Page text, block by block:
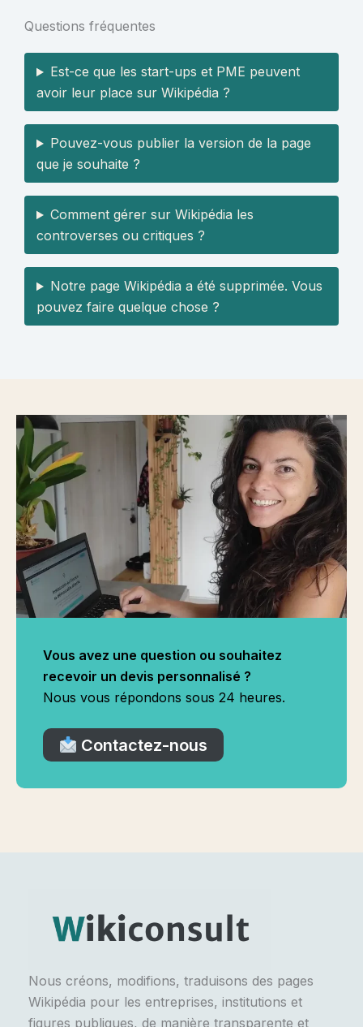
Questions fréquentes
Est-ce que les start-ups et PME peuvent
avoir leur place sur Wikipédia ?
Pouvez-vous publier la version de la page
que je souhaite ?
Comment gérer sur Wikipédia les
controverses ou critiques ?
Notre page Wikipédia a été supprimée. Vous
pouvez faire quelque chose ?
Vous avez une question ou souhaitez
recevoir un devis personnalisé ?
Nous vous répondons sous 24 heures.
Contactez-nous
Nous créons, modifions, traduisons des pages
Wikipédia pour les entreprises, institutions et
figures publiques, de manière transparente et